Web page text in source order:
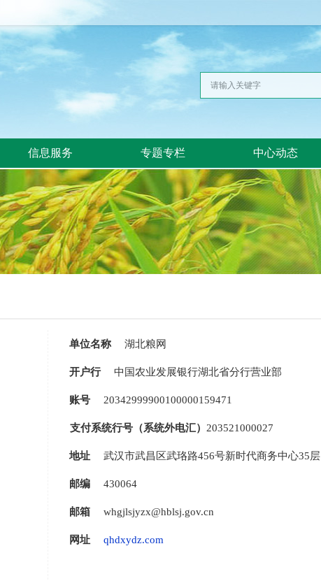
信息服务 专题专栏 中心动态
单位名称 湖北粮网
开户行 中国农业发展银行湖北省分行营业部
账号 20342999900100000159471
支付系统行号（系统外电汇） 203521000027
地址 武汉市武昌区武珞路456号新时代商务中心35层
邮编 430064
邮箱 whgjlsjyzx@hblsj.gov.cn
网址 qhdxydz.com